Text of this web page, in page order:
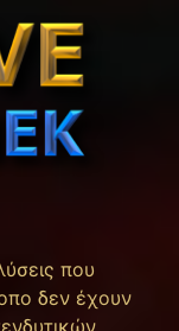
που
δεν έχουν